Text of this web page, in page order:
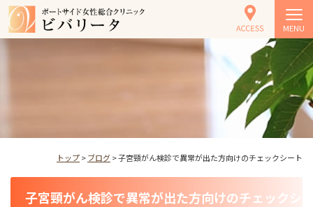
MENU
トップ>ブログ> 子宮頸がん検診で異常が出た方向けのチェックシート
子宮頸がん検診で異常が出た方向けのチェックシ